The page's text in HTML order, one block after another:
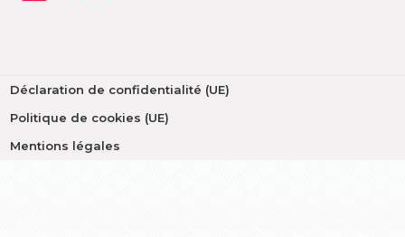
Déclaration de confidentialité (UE)
Politique de cookies (UE)
Mentions légales